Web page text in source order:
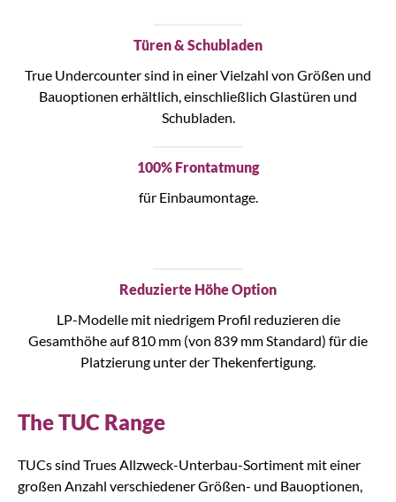
Türen & Schubladen
True Undercounter sind in einer Vielzahl von Größen und
Bauoptionen erhältlich, einschließlich Glastüren und
Schubladen.
100% Frontatmung
für Einbaumontage.
Reduzierte Höhe Option
LP-Modelle mit niedrigem Profil reduzieren die
Gesamthöhe auf 810 mm (von 839 mm Standard) für die
Platzierung unter der Thekenfertigung.
The TUC Range
TUCs sind Trues Allzweck-Unterbau-Sortiment mit einer
großen Anzahl verschiedener Größen- und Bauoptionen,